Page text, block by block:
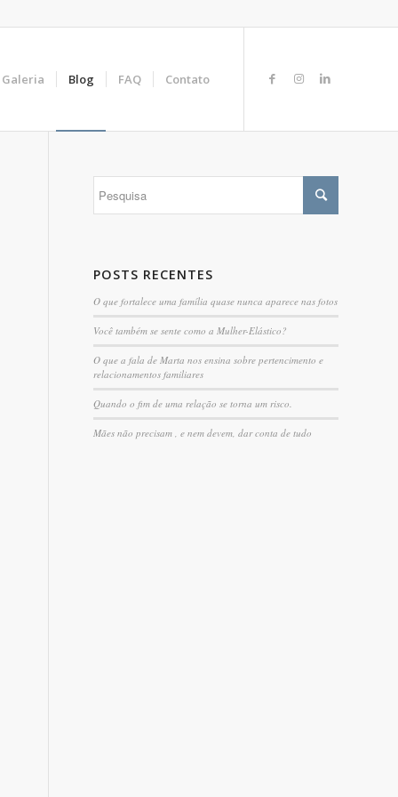
Galeria Blog FAQ Contato
POSTS RECENTES
O que fortalece uma família quase nunca aparece nas fotos
Você também se sente como a Mulher-Elástico?
O que a fala de Marta nos ensina sobre pertencimento e
relacionamentos familiares
Quando o fim de uma relação se torna um risco.
Mães não precisam , e nem devem, dar conta de tudo